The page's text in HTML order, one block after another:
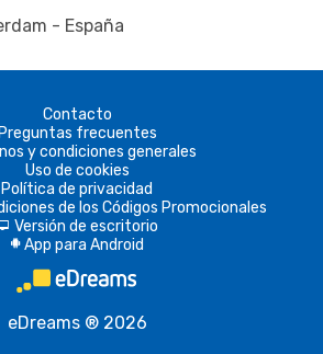
- España
Contacto
Preguntas frecuentes
y condiciones generales
Uso de cookies
Política de privacidad
de los Códigos Promocionales
Versión de escritorio
A App para Android
eDreams ® 2026